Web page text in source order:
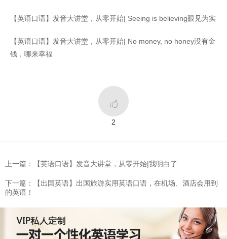
【英语口语】发音大讲堂，从零开始| Seeing is believing眼见为实
【英语口语】发音大讲堂，从零开始| No money, no honey没有金
钱，哪来幸福

2
上一篇：【英语口语】发音大讲堂，从零开始|我明白了
下一篇：【出国英语】出国旅游实用英语口语，在机场、酒店会用到
的英语！